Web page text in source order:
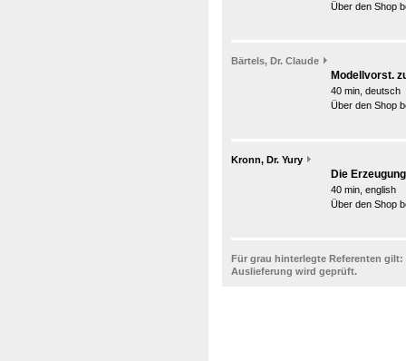
Über den Shop
Bärtels, Dr. Claude
Modellvorst.
40 min, deutsch
Über den Shop
Kronn, Dr. Yury
Die
40 min, english
Über den Shop
Für grau hinterlegte Referenten gilt:
Auslieferung wird geprüft.